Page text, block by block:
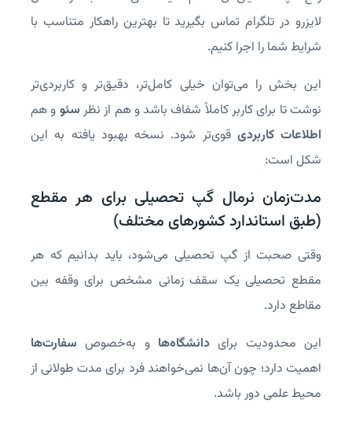
لایزرو در تلگرام تماس بگیرید تا بهترین راهکار متناسب با
شرایط شما را اجرا کنیم.
این بخش را می‌توان خیلی کامل‌تر، دقیق‌تر و کاربردی‌تر
نوشت تا برای کاربر کاملاً شفاف باشد و هم از نظر سئو و هم
اطلاعات کاربردی قوی‌تر شود. نسخه بهبود یافته به این
شکل است:
مدت‌زمان نرمال گپ تحصیلی برای هر مقطع
(طبق استاندارد کشورهای مختلف)
وقتی صحبت از گپ تحصیلی می‌شود، باید بدانیم که هر
مقطع تحصیلی یک سقف زمانی مشخص برای وقفه بین
مقاطع دارد.
این محدودیت برای دانشگاه‌ها و به‌خصوص سفارت‌ها
اهمیت دارد؛ چون آن‌ها نمی‌خواهند فرد برای مدت طولانی از
محیط علمی دور باشد.